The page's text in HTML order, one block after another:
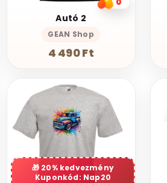
Autó 2
GEAN Shop
4 490 Ft
20% kedvezmény
Kuponkód: Nap20